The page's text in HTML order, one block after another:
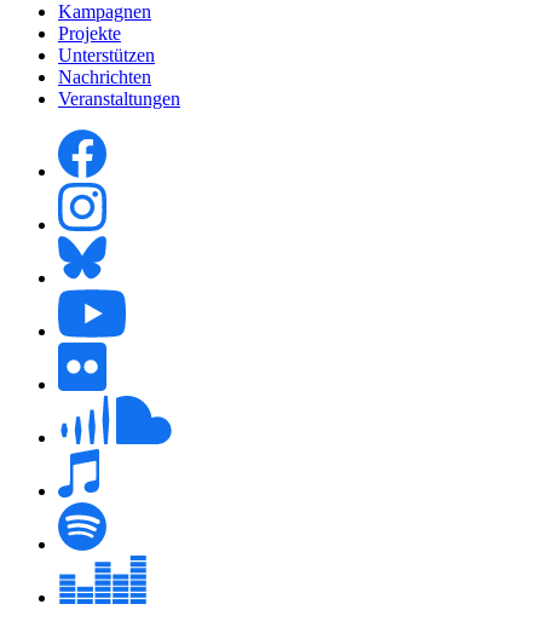
Kampagnen
Projekte
Unterstützen
Nachrichten
Veranstaltungen